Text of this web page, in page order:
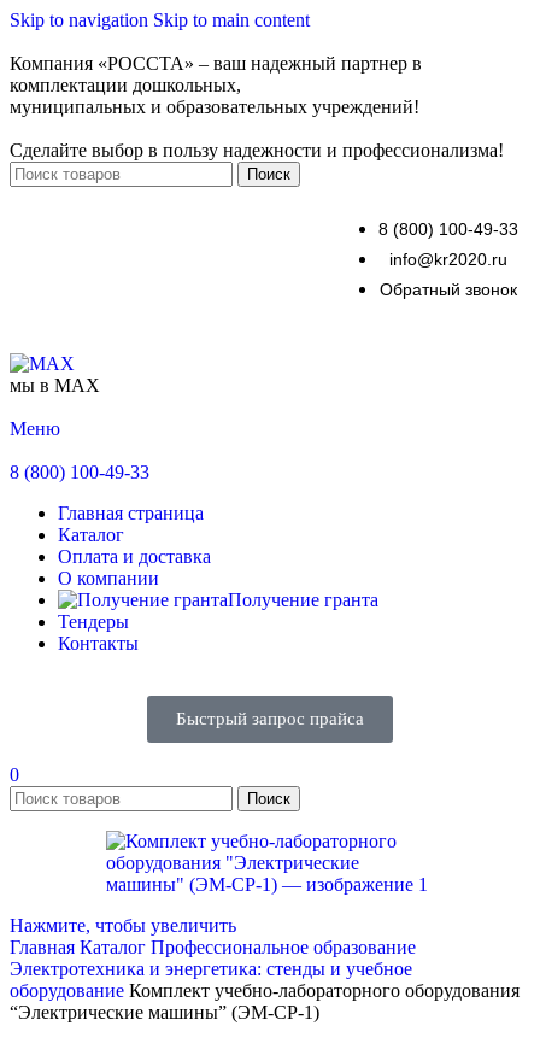
Skip to navigation Skip to main content
Компания «РОССТА» – ваш надежный партнер в
комплектации дошкольных,
муниципальных и образовательных учреждений!
Сделайте выбор в пользу надежности и профессионализма!
Поиск
8 (800) 100-49-33
info@kr2020.ru
Обратный звонок
мы в MAX
Меню
8 (800) 100-49-33
Главная страница
Каталог
Оплата и доставка
О компании
Получение гранта
Тендеры
Контакты
Быстрый запрос прайса
0
Поиск
Нажмите, чтобы увеличить
Главная Каталог Профессиональное образование
Электротехника и энергетика: стенды и учебное
оборудование Комплект учебно-лабораторного оборудования
“Электрические машины” (ЭМ-СР-1)